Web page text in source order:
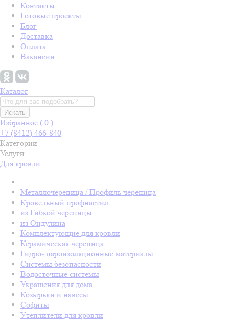
Контакты
Готовые проекты
Блог
Доставка
Оплата
Вакансии
Каталог
Искать
Избранное ( 0 )
+7 (8412) 466-840
Категории
Услуги
Для кровли
Металлочерепица / Профиль черепица
Кровельный профнастил
из Гибкой черепицы
из Ондулина
Комплектующие для кровли
Керамическая черепица
Гидро- пароизоляционные материалы
Системы безопасности
Водосточные системы
Украшения для дома
Козырьки и навесы
Софиты
Утеплители для кровли